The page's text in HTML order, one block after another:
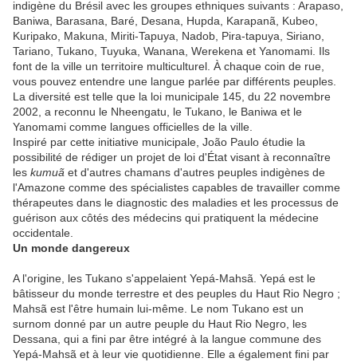
indigène du Brésil avec les groupes ethniques suivants : Arapaso,
Baniwa, Barasana, Baré, Desana, Hupda, Karapanã, Kubeo,
Kuripako, Makuna, Miriti-Tapuya, Nadob, Pira-tapuya, Siriano,
Tariano, Tukano, Tuyuka, Wanana, Werekena et Yanomami. Ils
font de la ville un territoire multiculturel. À chaque coin de rue,
vous pouvez entendre une langue parlée par différents peuples.
La diversité est telle que la loi municipale 145, du 22 novembre
2002, a reconnu le Nheengatu, le Tukano, le Baniwa et le
Yanomami comme langues officielles de la ville.
Inspiré par cette initiative municipale, João Paulo étudie la
possibilité de rédiger un projet de loi d'État visant à reconnaître
les kumuã et d'autres chamans d'autres peuples indigènes de
l'Amazone comme des spécialistes capables de travailler comme
thérapeutes dans le diagnostic des maladies et les processus de
guérison aux côtés des médecins qui pratiquent la médecine
occidentale.
Un monde dangereux
A l'origine, les Tukano s'appelaient Yepá-Mahsã. Yepá est le
bâtisseur du monde terrestre et des peuples du Haut Rio Negro ;
Mahsã est l'être humain lui-même. Le nom Tukano est un
surnom donné par un autre peuple du Haut Rio Negro, les
Dessana, qui a fini par être intégré à la langue commune des
Yepá-Mahsã et à leur vie quotidienne. Elle a également fini par